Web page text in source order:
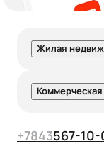
Жилая
+7843567-